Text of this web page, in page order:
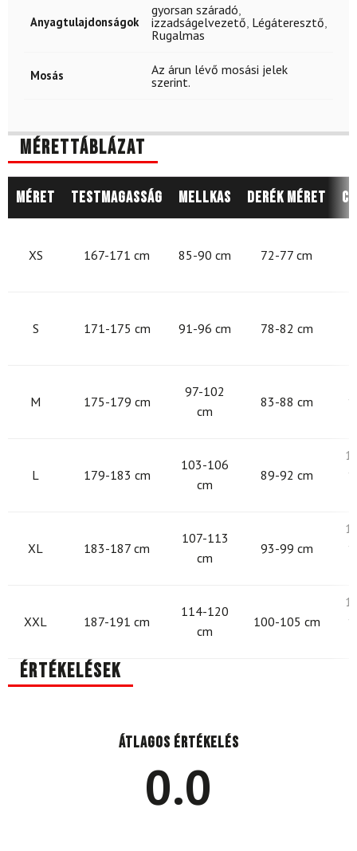
Anyagtulajdonságok
gyorsan száradó,
izzadságelvezető, Légáteresztő,
Rugalmas
Mosás
Az árun lévő mosási jelek
szerint.
Mérettáblázat
Méret Testmagasság Mellkas Derék méret
XS 167-171 cm 85-90 cm 72-77 cm
S 171-175 cm 91-96 cm 78-82 cm
M 175-179 cm
97-102
cm
83-88 cm
L 179-183 cm
103-106
cm
89-92 cm
XL 183-187 cm
107-113
cm
93-99 cm
XXL 187-191 cm
114-120
cm
100-105 cm
Értékelések
Átlagos értékelés
0.0